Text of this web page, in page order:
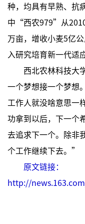
种，均具有早熟、抗
中“西农979”从
万亩，增收小麦5亿
入研究培育新一代适
西北农林科技大学
一个梦想接一个梦想
工作人就没啥意思一
功拿到以后，下一个
去追求下一个。除非
个工作继续下去。”
原文链接：
http://